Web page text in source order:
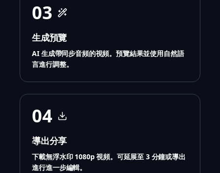
03
生成預覽
AI 生成帶同步音頻的視頻。預覽結果並使用自然語
言進行調整。
04
導出分享
下載無浮水印 1080p 視頻。可延展至 3 分鐘或導出
進行進一步編輯。